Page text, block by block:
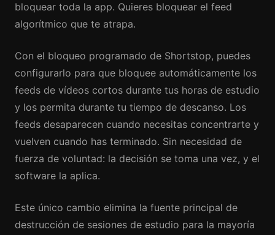
bloquear toda la app. Quieres bloquear el feed
algorítmico que te atrapa.
Con el bloqueo programado de Shortstop, puedes
configurarlo para que bloquee automáticamente los
feeds de vídeos cortos durante tus horas de estudio
y los permita durante tu tiempo de descanso. Los
feeds desaparecen cuando necesitas concentrarte y
vuelven cuando has terminado. Sin necesidad de
fuerza de voluntad: la decisión se toma una vez, y el
software la aplica.
Este único cambio elimina la fuente principal de
destrucción de sesiones de estudio para la mayoría